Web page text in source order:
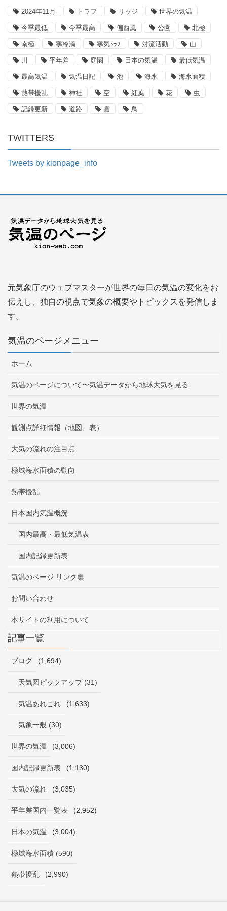
2024年11月 トラフ リッジ 世界の気温
今季最低 今季最高 偏西風 公園 北極
南極 寒冷渦 寒気ﾄﾗﾌ 対流活動 山
川 平年差 庭園 日本の気温 最低気温
最高気温 気温日記 池 海氷 海氷面積
熱帯擾乱 神社 空 紅葉 花 虫
記録更新 道路 雲 鳥
TWITTERS
Tweets by kionpage_info
元気象庁のウェブマスターが世界の毎日の気温の変化をお
伝えし、独自の視点で気象の概要やトピックスを発信しま
す。
気温のページメニュー
ホーム
気温のページについて〜気温データから地球大気を見る
世界の気温
観測点詳細情報（地図、表）
大気の流れの注目点
極域海氷面積の動向
熱帯擾乱
日本国内気温概況
国内最高・最低気温表
国内記録更新表
気温のページ リンク集
お問い合わせ
本サイトの利用について
記事一覧
ブログ (1,694)
天気図ピックアップ (31)
気温あれこれ (1,633)
気象一般 (30)
世界の気温 (3,006)
国内記録更新表 (1,130)
大気の流れ (3,035)
平年差国内一覧表 (2,952)
日本の気温 (3,004)
極域海氷面積 (590)
熱帯擾乱 (2,990)